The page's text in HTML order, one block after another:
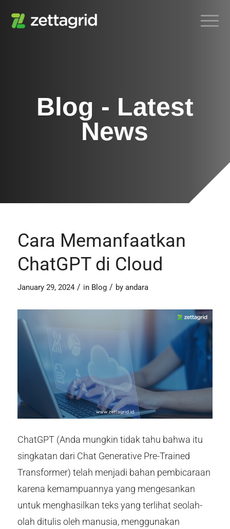
Blog - Latest
News
Cara Memanfaatkan
ChatGPT di Cloud
January 29, 2024 / in Blog / by andara
ChatGPT (Anda mungkin tidak tahu bahwa itu
singkatan dari Chat Generative Pre-Trained
Transformer) telah menjadi bahan pembicaraan
karena kemampuannya yang mengesankan
untuk menghasilkan teks yang terlihat seolah-
olah ditulis oleh manusia, menggunakan